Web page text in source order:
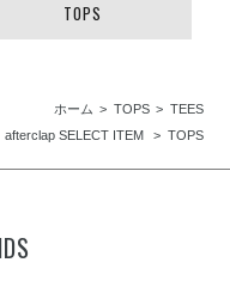
TOPS
ホーム TOPS
TEES
afterclap SELECT ITEM TOPS